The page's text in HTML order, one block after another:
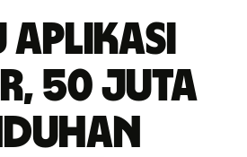
aplikasi
50 juta